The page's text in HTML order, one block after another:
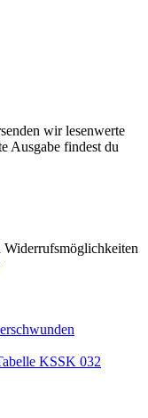
wir lesenwerte
Ausgabe findest du
Widerrufsmöglichkeiten
KSSK 032